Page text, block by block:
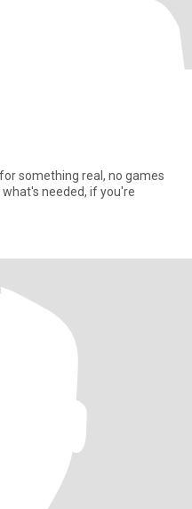
something real, no games
needed, if you're